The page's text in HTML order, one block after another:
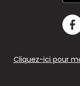
Cliquez-ici pour